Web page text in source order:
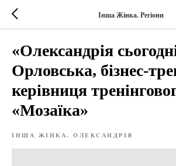
Інша Жінка. Регіони
«Олександрія
Орловська, бізнес-
керівниця
«Мозаїка»
ІНША ЖІНКА. ОЛЕКСАНДРІЯ